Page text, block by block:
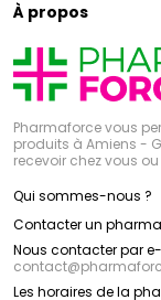
À propos
Pharmaforce vous
produits à Amiens -
recevoir chez vous
Qui sommes-nous ?
Contacter un
Nous contacter par
contact@
Les horaires de la